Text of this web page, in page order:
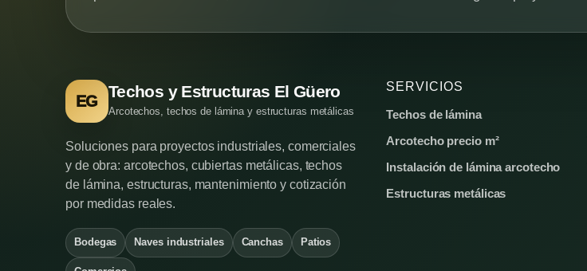
EG
Techos y Estructuras El Güero
Arcotechos, techos de lámina y estructuras metálicas
Soluciones para proyectos industriales, comerciales
y de obra: arcotechos, cubiertas metálicas, techos
de lámina, estructuras, mantenimiento y cotización
por medidas reales.
Bodegas Naves industriales Canchas Patios
SERVICIOS
Techos de lámina
Arcotecho precio m²
Instalación de lámina arcotecho
Estructuras metálicas